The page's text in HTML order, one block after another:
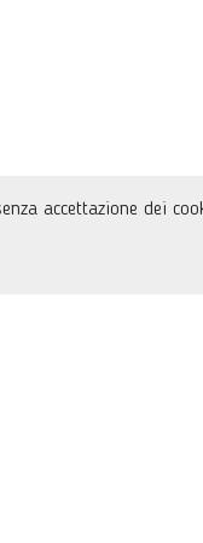
accettazione dei